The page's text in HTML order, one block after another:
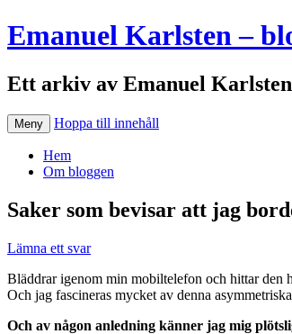
Emanuel Karlsten –
Ett arkiv av Emanuel
Meny Hoppa till innehåll
Hem
Om bloggen
Saker som bevisar att jag
Lämna ett svar
Bläddrar igenom min mobiltelefon och hittar den
Och jag fascineras mycket av denna
Och av någon anledning känner jag mig